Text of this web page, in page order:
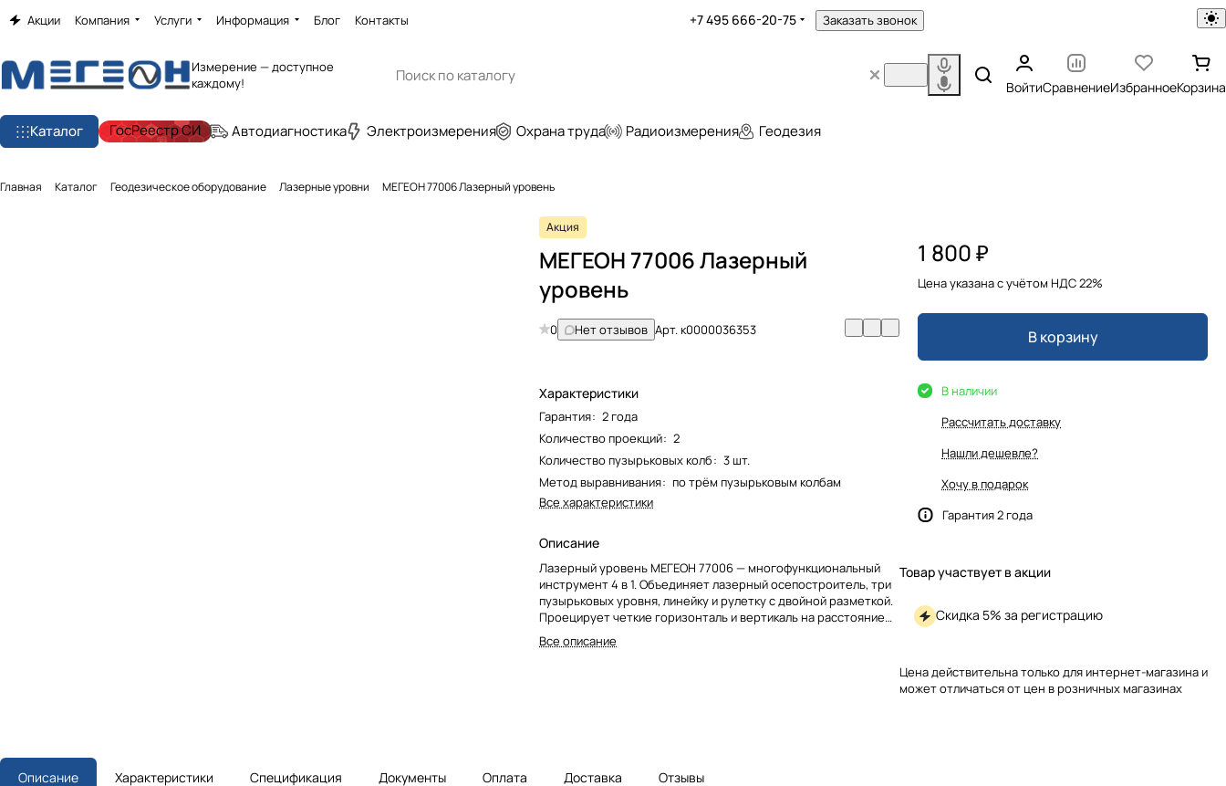
Акции Компания Услуги Информация Блог Контакты +7 495 666-20-75 Заказать звонок
Измерение — доступное
каждому!
ВойтиСравнениеИзбранноеКорзина
Каталог ГосРеестр СИ Автодиагностика Электроизмерения Охрана труда Радиоизмерения Геодезия
Главная Каталог Геодезическое оборудование Лазерные уровни МЕГЕОН 77006 Лазерный уровень
Акция
МЕГЕОН 77006 Лазерный
уровень
0 Нет отзывов Арт.к0000036353
Характеристики
Гарантия: 2 года
Количество проекций: 2
Количество пузырьковых колб: 3 шт.
Метод выравнивания: по трём пузырьковым колбам
Все характеристики
Описание
Лазерный уровень МЕГЕОН 77006 — многофункциональный
инструмент 4 в 1. Объединяет лазерный осепостроитель, три
пузырьковых уровня, линейку и рулетку с двойной разметкой.
Проецирует четкие горизонталь и вертикаль на расстояние
до 15 метров. Компактный и надежный помощник для точной
разметки в строительстве и ремонте.
Все описание
1 800 ₽
Цена указана с учётом НДС 22%
В корзину
В наличии
Рассчитать доставку
Нашли дешевле?
Хочу в подарок
Гарантия 2 года
Товар участвует в акции
Скидка 5% за регистрацию
Цена действительна только для интернет-магазина и
может отличаться от цен в розничных магазинах
Описание Характеристики Спецификация Документы Оплата Доставка Отзывы